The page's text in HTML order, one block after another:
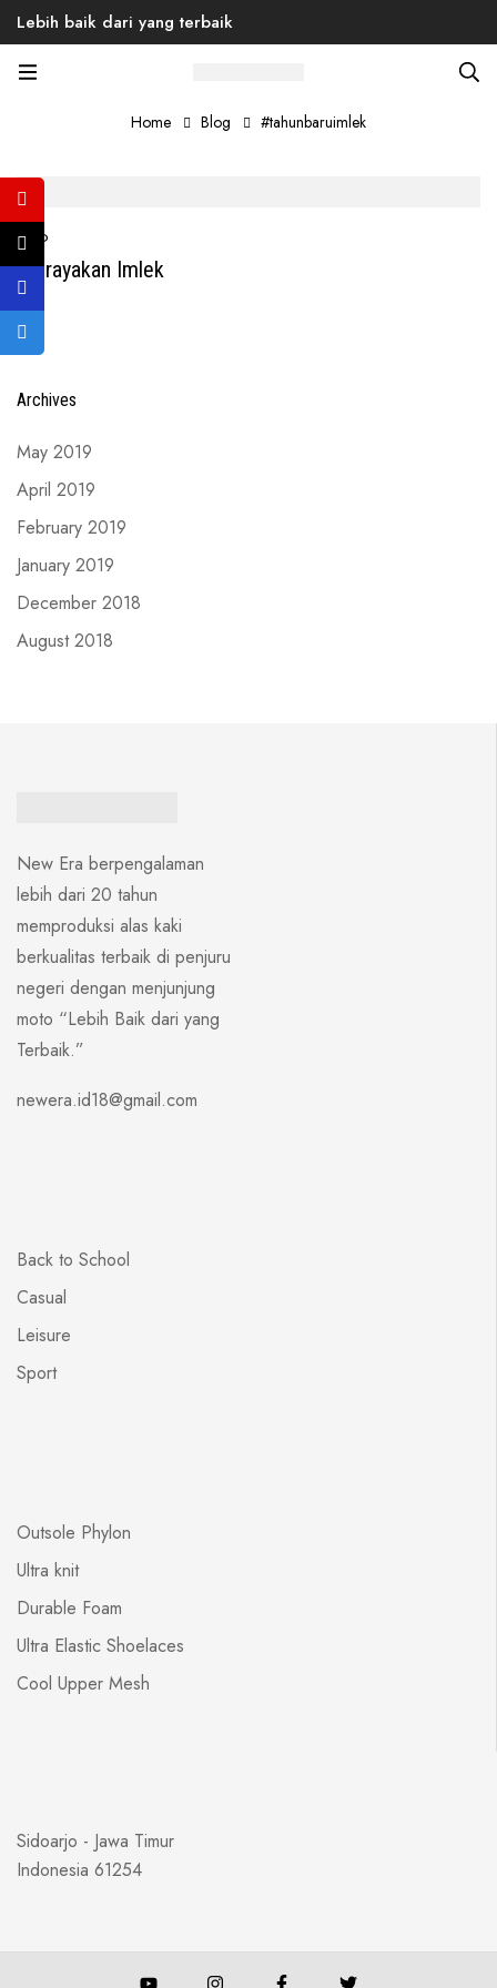
Lebih baik dari yang terbaik
Home Blog #tahunbaruimlek
Archives
May 2019
April 2019
February 2019
January 2019
December 2018
August 2018
INFO
Merayakan Imlek
New Era berpengalaman
lebih dari 20 tahun
memproduksi alas kaki
berkualitas terbaik di penjuru
negeri dengan menjunjung
moto “Lebih Baik dari yang
Terbaik.”
newera.id18@gmail.com
Back to School
Casual
Leisure
Sport
Outsole Phylon
Ultra knit
Durable Foam
Ultra Elastic Shoelaces
Cool Upper Mesh
Sidoarjo - Jawa Timur
Indonesia 61254